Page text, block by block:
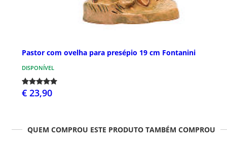
Pastor com ovelha para presépio 19 cm Fontanini
DISPONÍVEL
€ 23,90
QUEM COMPROU ESTE PRODUTO TAMBÉM COMPROU